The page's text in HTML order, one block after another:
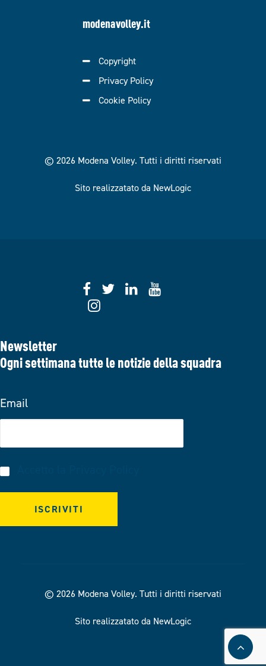
modenavolley.it
Copyright
Privacy Policy
Cookie Policy
© 2026 Modena Volley. Tutti i diritti riservati
Sito realizzatato da NewLogic
Newsletter
Ogni settimana tutte le notizie della squadra
Email
© 2026 Modena Volley. Tutti i diritti riservati
Sito realizzatato da NewLogic